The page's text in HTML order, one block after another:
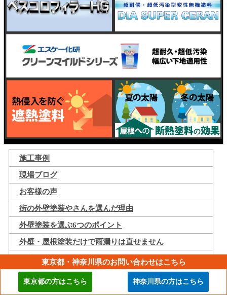
施工事例
現場ブログ
お客様の声
街の外壁塗装やさんを選んだ理由
外壁塗装を選ぶ6つのポイント
外壁・屋根塗装だけで雨漏りは直せません
外壁塗装の疑問や不安なんでもQ&A
外壁塗装のお値段について
街の外壁塗装やさんだからできる安心のお約束
東京都・神奈川県のお問い合わせはこちら
東京都の方はこちら 神奈川県の方はこちら